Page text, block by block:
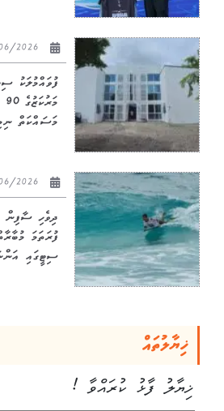
ފުވައްމުލަކު
މަސައްކަތް
ދިވެހި ސާފިން
ފުރަތަމަ
ސިޓީގައި
ޚިޔާލުތައް
ޚިޔާލު ފާޅު ކުރައްވާ !